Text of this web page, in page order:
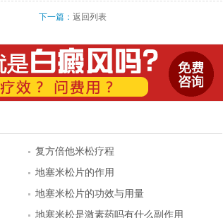
下一篇： 返回列表
复方倍他米松疗程
地塞米松片的作用
地塞米松片的功效与用量
地塞米松是激素药吗有什么副作用